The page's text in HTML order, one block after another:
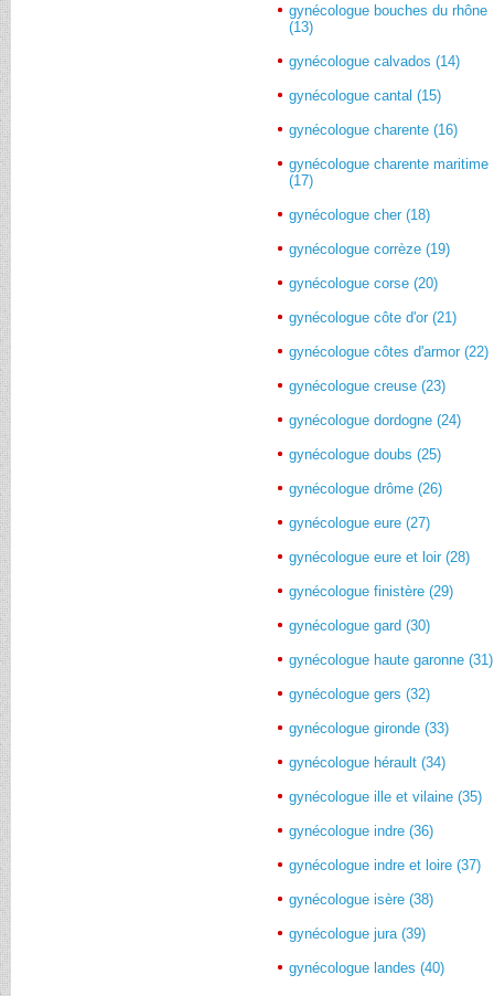
gynécologue bouches du rhône
(13)
gynécologue calvados (14)
gynécologue cantal (15)
gynécologue charente (16)
gynécologue charente maritime
(17)
gynécologue cher (18)
gynécologue corrèze (19)
gynécologue corse (20)
gynécologue côte d'or (21)
gynécologue côtes d'armor (22)
gynécologue creuse (23)
gynécologue dordogne (24)
gynécologue doubs (25)
gynécologue drôme (26)
gynécologue eure (27)
gynécologue eure et loir (28)
gynécologue finistère (29)
gynécologue gard (30)
gynécologue haute garonne (31)
gynécologue gers (32)
gynécologue gironde (33)
gynécologue hérault (34)
gynécologue ille et vilaine (35)
gynécologue indre (36)
gynécologue indre et loire (37)
gynécologue isère (38)
gynécologue jura (39)
gynécologue landes (40)